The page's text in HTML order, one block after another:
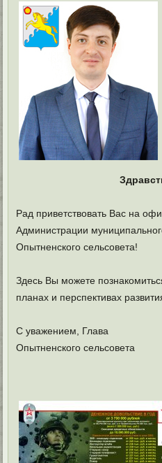
Рад приветствовать Вас на
Администрации
Опытненского сельсовета!
Здесь Вы можете
планах и перспективах
С уважением, Глава
Опытненского сельсовета